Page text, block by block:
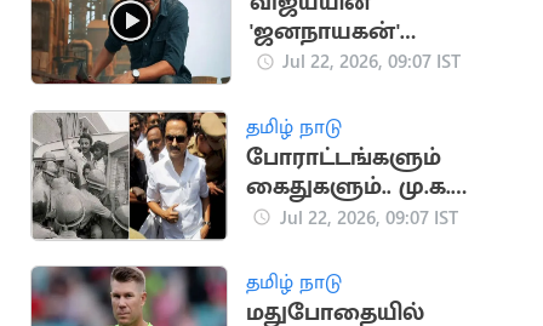
'ஜனநாயகன்'
படத்திற்கு
காட்சிக்கு அனுமதி
Jul 22, 2026, 09:07 IST
தமிழ் நாடு
போராட்டங்களும்
கைதுகளும்.. மு.க.
ஸ்டாலினின் அரசியல்
Jul 22, 2026, 09:07 IST
தமிழ் நாடு
மதுபோதையில்